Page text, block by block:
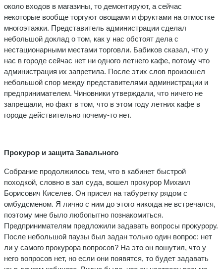
около входов в магазины, то демонтируют, а сейчас
некоторые вообще торгуют овощами и фруктами на отмостке
многоэтажки. Представитель администрации сделал
небольшой доклад о том, как у нас обстоят дела с
нестационарными местами торговли. Бабиков сказал, что у
нас в городе сейчас нет ни одного летнего кафе, потому что
администрация их запретила. После этих слов произошел
небольшой спор между представителями администрации и
предпринимателем. Чиновники утверждали, что ничего не
запрещали, но факт в том, что в этом году летних кафе в
городе действительно почему-то нет.
Прокурор и защита Завального
Собрание продолжилось тем, что в кабинет быстрой
походкой, словно в зал суда, вошел прокурор Михаил
Борисович Киселев. Он присел на табуретку рядом с
омбудсменом. Я лично с ним до этого никогда не встречался,
поэтому мне было любопытно познакомиться.
Предпринимателям предложили задавать вопросы прокурору.
После небольшой паузы был задан только один вопрос: нет
ли у самого прокурора вопросов? На это он пошутил, что у
него вопросов нет, но если они появятся, то будет задавать